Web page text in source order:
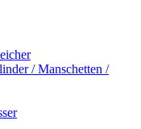
/ Manschetten /